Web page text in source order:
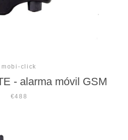
mobi-click
- alarma móvil GSM
€488